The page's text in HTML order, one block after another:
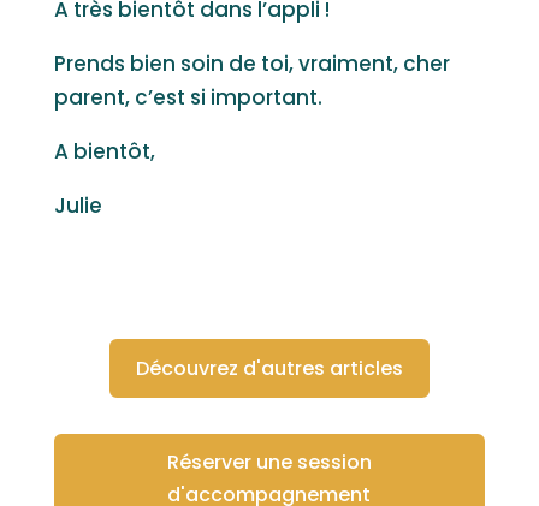
A très bientôt dans l’appli !
Prends bien soin de toi, vraiment, cher
parent, c’est si important.
A bientôt,
Julie
Découvrez d'autres articles
Réserver une session
d'accompagnement